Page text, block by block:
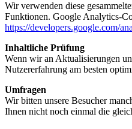
Wir verwenden diese
Funktionen. Google Analytics-
https://developers.google.com/
Inhaltliche Prüfung
Wenn wir an Aktualisierungen
Nutzererfahrung am besten
Umfragen
Wir bitten unsere Besucher
Ihnen nicht noch einmal die